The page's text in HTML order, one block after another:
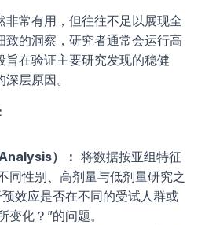
非常有用，但往往不足以展现全
的洞察，研究者通常会运行高
在验证主要研究发现的稳健
层原因。
）： 将数据按亚组特征
同性别、高剂量与低剂量研究之
效应是否在不同的受试人群或
化？”的问题。